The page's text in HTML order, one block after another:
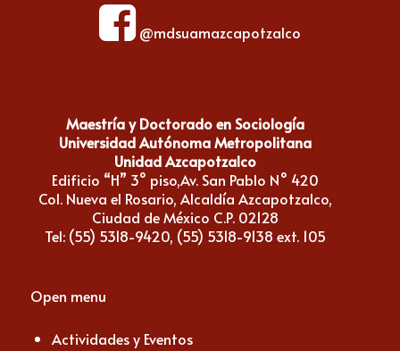
@mdsuamazcapotzalco
Maestría y Doctorado en Sociología
Universidad Autónoma Metropolitana
Unidad Azcapotzalco
Edificio “H” 3° piso,Av. San Pablo N° 420
Col. Nueva el Rosario, Alcaldía Azcapotzalco,
Ciudad de México C.P. 02128
Tel: (55) 5318-9420, (55) 5318-9138 ext. 105
Open menu
Actividades y Eventos